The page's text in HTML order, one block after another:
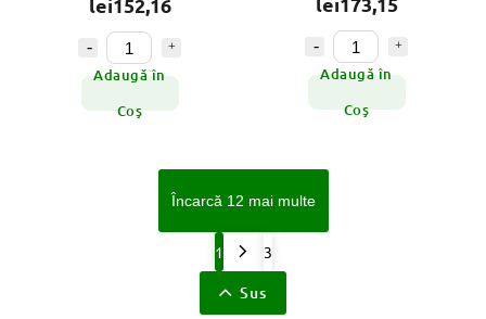
lei152,16
Adaugă în
Coş
Adaugă în
Coş
Încarcă 12 mai multe
1 3
Sus